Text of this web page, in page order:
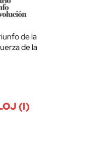
de la
de la
(I)